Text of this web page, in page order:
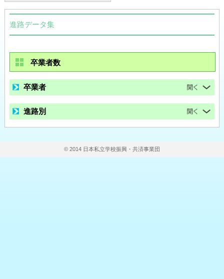
進路データ集
卒業者数
卒業者
進路別
© 2014 日本私立学校振興・共済事業団